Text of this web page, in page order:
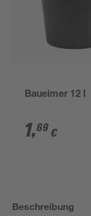
Baueimer 12 l
1,69 €
Beschreibung